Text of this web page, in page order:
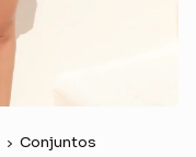
Conjuntos